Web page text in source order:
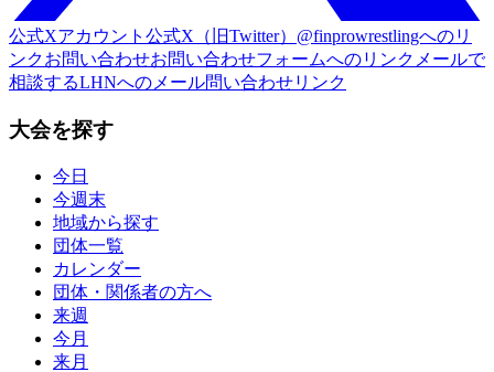
公式Xアカウント 公式X（旧Twitter）@finprowrestlingへのリ
ンクお問い合わせお問い合わせフォームへのリンク メールで
相談するLHNへのメール問い合わせリンク
大会を探す
今日
今週末
地域から探す
団体一覧
カレンダー
団体・関係者の方へ
来週
今月
来月